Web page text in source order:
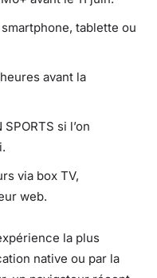
tablette ou
avant la
si l’on
via box TV,
web.
la plus
native ou par la